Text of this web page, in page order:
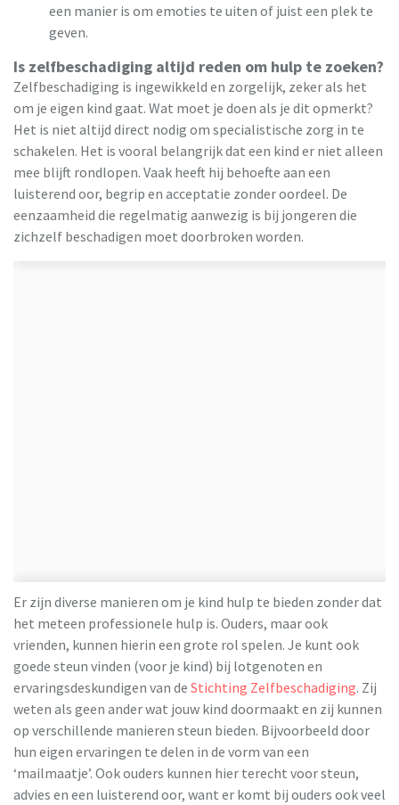
een manier is om emoties te uiten of juist een plek te
geven.
Is zelfbeschadiging altijd reden om hulp te zoeken?
Zelfbeschadiging is ingewikkeld en zorgelijk, zeker als het
om je eigen kind gaat. Wat moet je doen als je dit opmerkt?
Het is niet altijd direct nodig om specialistische zorg in te
schakelen. Het is vooral belangrijk dat een kind er niet alleen
mee blijft rondlopen. Vaak heeft hij behoefte aan een
luisterend oor, begrip en acceptatie zonder oordeel. De
eenzaamheid die regelmatig aanwezig is bij jongeren die
zichzelf beschadigen moet doorbroken worden.
Er zijn diverse manieren om je kind hulp te bieden zonder dat
het meteen professionele hulp is. Ouders, maar ook
vrienden, kunnen hierin een grote rol spelen. Je kunt ook
goede steun vinden (voor je kind) bij lotgenoten en
ervaringsdeskundigen van de Stichting Zelfbeschadiging. Zij
weten als geen ander wat jouw kind doormaakt en zij kunnen
op verschillende manieren steun bieden. Bijvoorbeeld door
hun eigen ervaringen te delen in de vorm van een
‘mailmaatje’. Ook ouders kunnen hier terecht voor steun,
advies en een luisterend oor, want er komt bij ouders ook veel